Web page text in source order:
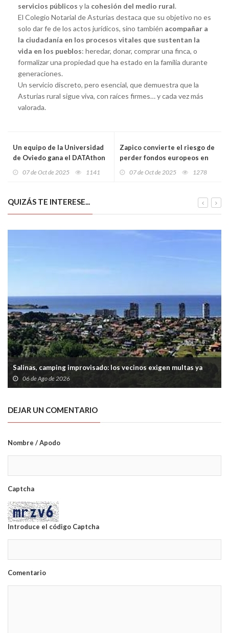
servicios públicos y la cohesión del medio rural.
El Colegio Notarial de Asturias destaca que su objetivo no es
solo dar fe de los actos jurídicos, sino también acompañar a
la ciudadanía en los procesos vitales que sustentan la
vida en los pueblos: heredar, donar, comprar una finca, o
formalizar una propiedad que ha estado en la familia durante
generaciones.
Un servicio discreto, pero esencial, que demuestra que la
Asturias rural sigue viva, con raíces firmes… y cada vez más
valorada.
Un equipo de la Universidad
de Oviedo gana el DATAthon
07 de Oct de 2025 1141
Zapico convierte el riesgo de
perder fondos europeos en
07 de Oct de 2025 1278
QUIZÁS TE INTERESE...
Salinas, camping improvisado: los vecinos exigen multas ya
06 de Ago de 2026
DEJAR UN COMENTARIO
Nombre / Apodo
Captcha
Introduce el código Captcha
Comentario